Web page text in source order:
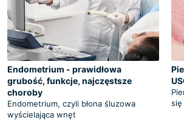
Endometrium - prawidłowa
grubość, funkcje, najczęstsze
choroby
Endometrium, czyli błona śluzowa
wyścielająca wnęt
się